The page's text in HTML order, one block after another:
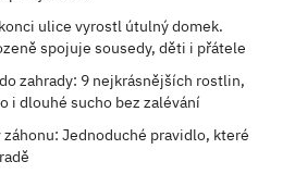
ulice vyrostl útulný domek.
spojuje sousedy, děti i přátele
zahrady: 9 nejkrásnějších rostlin,
i dlouhé sucho bez zalévání
Jednoduché pravidlo, které